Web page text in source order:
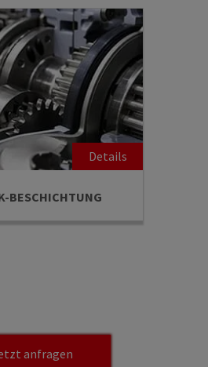
BESCHICHTUNG
anfragen